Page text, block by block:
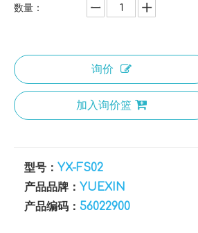
数量：
询价
加入询价篮
型号： YX-FS02
产品品牌： YUEXIN
产品编码： 56022900